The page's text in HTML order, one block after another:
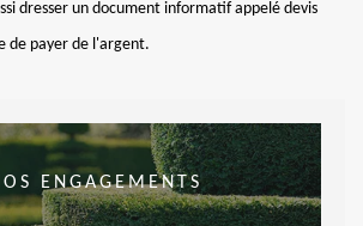
dresser un document informatif appelé devis
de payer de l'argent.
ENGAGEMENTS